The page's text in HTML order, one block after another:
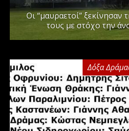
Οι “μαυραετοί” ξεκίνησαν
τους με στόχο την
Δόξα